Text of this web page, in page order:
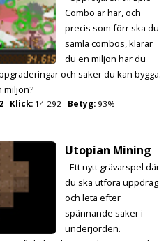
Combo är här, och
precis som förr ska du
samla combos, klarar
du en miljon har du
och saker du kan bygga.
miljon?
Klick: 14 292 Betyg: 93%
Utopian Mining
- Ett nytt grävarspel där
du ska utföra uppdrag
och leta efter
spännande saker i
underjorden.